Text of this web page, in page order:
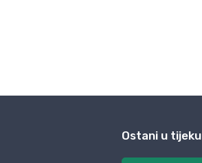
Ostani u tijeku